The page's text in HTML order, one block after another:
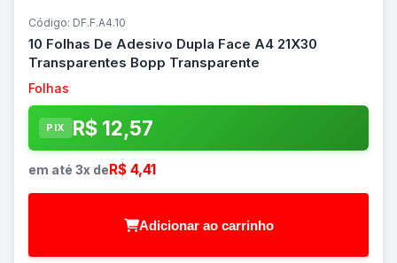
Código: DF.F.A4.10
10 Folhas De Adesivo Dupla Face A4 21X30
Transparentes Bopp Transparente
Folhas
PIX R$ 12,57
em até 3x de R$ 4,41
Adicionar ao carrinho